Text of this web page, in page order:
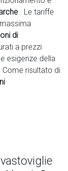
. Le tariffe
di
a prezzi
esigenze della
risultato di